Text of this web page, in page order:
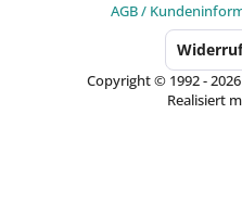
AGB /
Copyright © 1992 -
Realisiert